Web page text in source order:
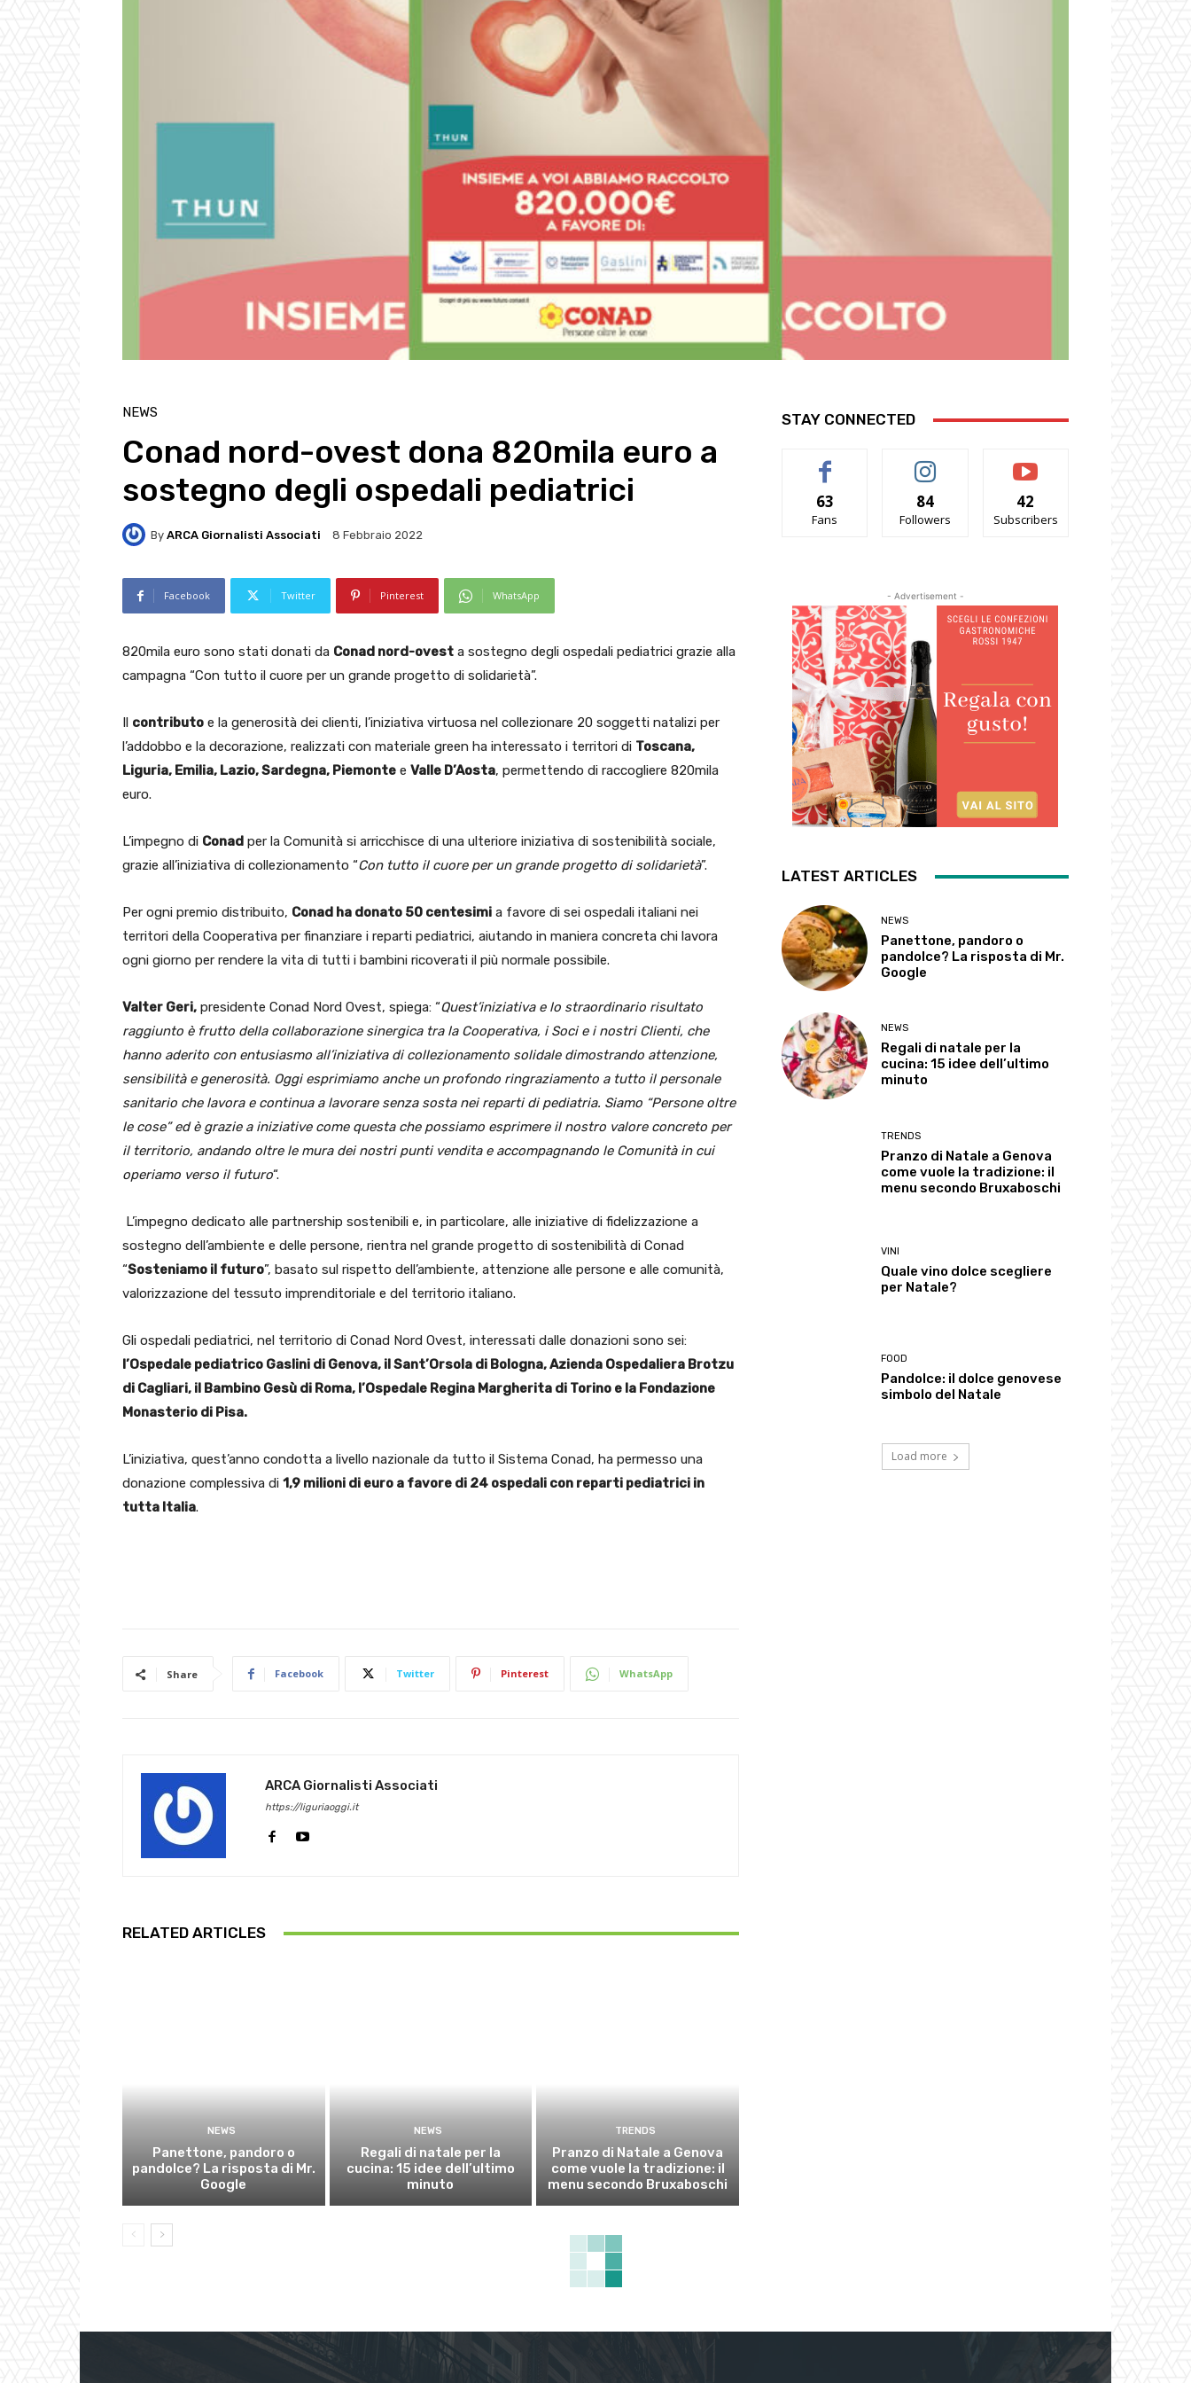
NEWS
Conad nord-ovest dona 820mila euro a
sostegno degli ospedali pediatrici
By ARCA Giornalisti Associati 8 Febbraio 2022
Facebook Twitter Pinterest WhatsApp
820mila euro sono stati donati da Conad nord-ovest a sostegno degli ospedali pediatrici grazie alla
campagna “Con tutto il cuore per un grande progetto di solidarietà”.
Il contributo e la generosità dei clienti, l’iniziativa virtuosa nel collezionare 20 soggetti natalizi per
l’addobbo e la decorazione, realizzati con materiale green ha interessato i territori di Toscana,
Liguria, Emilia, Lazio, Sardegna, Piemonte e Valle D’Aosta, permettendo di raccogliere 820mila
euro.
L’impegno di Conad per la Comunità si arricchisce di una ulteriore iniziativa di sostenibilità sociale,
grazie all’iniziativa di collezionamento “Con tutto il cuore per un grande progetto di solidarietà”.
Per ogni premio distribuito, Conad ha donato 50 centesimi a favore di sei ospedali italiani nei
territori della Cooperativa per finanziare i reparti pediatrici, aiutando in maniera concreta chi lavora
ogni giorno per rendere la vita di tutti i bambini ricoverati il più normale possibile.
Valter Geri, presidente Conad Nord Ovest, spiega: “Quest’iniziativa e lo straordinario risultato
raggiunto è frutto della collaborazione sinergica tra la Cooperativa, i Soci e i nostri Clienti, che
hanno aderito con entusiasmo all’iniziativa di collezionamento solidale dimostrando attenzione,
sensibilità e generosità. Oggi esprimiamo anche un profondo ringraziamento a tutto il personale
sanitario che lavora e continua a lavorare senza sosta nei reparti di pediatria. Siamo “Persone oltre
le cose” ed è grazie a iniziative come questa che possiamo esprimere il nostro valore concreto per
il territorio, andando oltre le mura dei nostri punti vendita e accompagnando le Comunità in cui
operiamo verso il futuro“.
L’impegno dedicato alle partnership sostenibili e, in particolare, alle iniziative di fidelizzazione a
sostegno dell’ambiente e delle persone, rientra nel grande progetto di sostenibilità di Conad
“Sosteniamo il futuro”, basato sul rispetto dell’ambiente, attenzione alle persone e alle comunità,
valorizzazione del tessuto imprenditoriale e del territorio italiano.
Gli ospedali pediatrici, nel territorio di Conad Nord Ovest, interessati dalle donazioni sono sei:
l’Ospedale pediatrico Gaslini di Genova, il Sant’Orsola di Bologna, Azienda Ospedaliera Brotzu
di Cagliari, il Bambino Gesù di Roma, l’Ospedale Regina Margherita di Torino e la Fondazione
Monasterio di Pisa.
L’iniziativa, quest’anno condotta a livello nazionale da tutto il Sistema Conad, ha permesso una
donazione complessiva di 1,9 milioni di euro a favore di 24 ospedali con reparti pediatrici in
tutta Italia.
Share Facebook Twitter Pinterest WhatsApp
ARCA Giornalisti Associati
https://liguriaoggi.it
RELATED ARTICLES
NEWS
Panettone, pandoro o
pandolce? La risposta di Mr.
Google
NEWS
Regali di natale per la
cucina: 15 idee dell’ultimo
minuto
TRENDS
Pranzo di Natale a Genova
come vuole la tradizione: il
menu secondo Bruxaboschi
STAY CONNECTED
63
Fans
84
Followers
42
Subscribers
- Advertisement -
LATEST ARTICLES
NEWS
Panettone, pandoro o
pandolce? La risposta di Mr.
Google
NEWS
Regali di natale per la
cucina: 15 idee dell’ultimo
minuto
TRENDS
Pranzo di Natale a Genova
come vuole la tradizione: il
menu secondo Bruxaboschi
VINI
Quale vino dolce scegliere
per Natale?
FOOD
Pandolce: il dolce genovese
simbolo del Natale
Load more